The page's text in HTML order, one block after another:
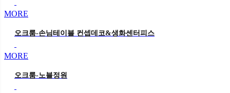
MORE
오크룸-손님테이블 컨셉데코&생화센터피스
MORE
오크룸-노블정원